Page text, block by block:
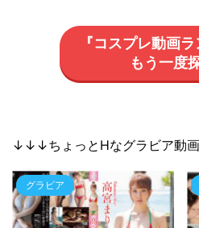
『コスプレ動画
もう一度
↓↓↓ちょっとHなグラビア動
グラビア